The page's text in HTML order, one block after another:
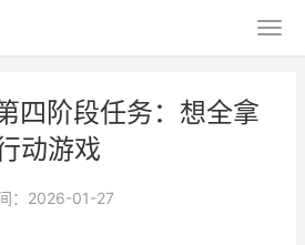
四阶段任务：想全拿
动游戏
：2026-01-27